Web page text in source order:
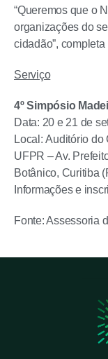
“Queremos que o
organizações do
cidadão”,
Serviço
4º Simpósio
Data: 20 e 21 de
Local: Auditório do
UFPR – Av.
Botânico, Curitiba
Informações e
Fonte: Assessoria